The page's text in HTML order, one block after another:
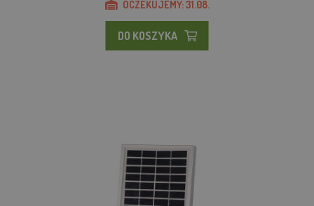
OCZEKUJEMY: 31.08.
DO KOSZYKA